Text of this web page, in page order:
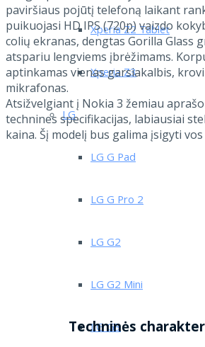
Xperia Z2 Tablet
Xperia Z3
LG
LG G Pad
LG G Pro 2
LG G2
LG G2 Mini
LG G3
paviršiaus pojūtį telefoną laikant
puikuojasi HD IPS (720p) vaizdo
colių ekranas, dengtas Gorilla Glass
atspariu lengviems įbrėžimams.
aptinkamas vienas garsiakalbis,
mikrafonas.
Atsižvelgiant į Nokia 3 žemiau
technines specifikacijas, labiausiai
kaina. Šį modelį bus galima įsigyti vos
Techninės